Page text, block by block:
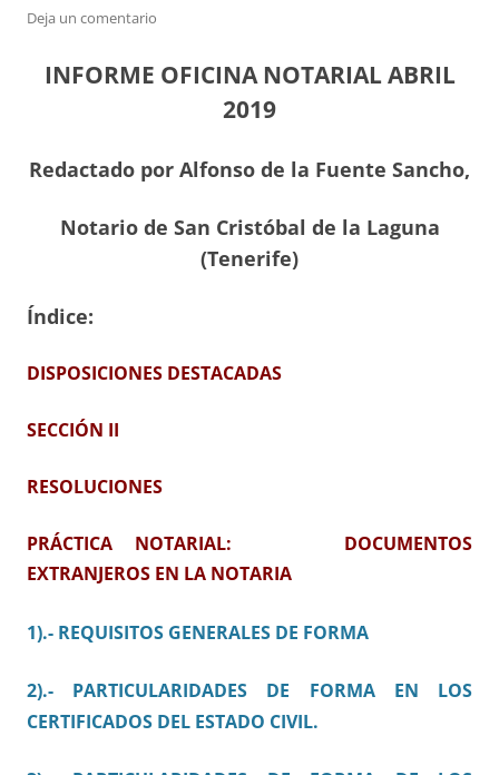
Deja un comentario
INFORME OFICINA NOTARIAL ABRIL
2019
Redactado por Alfonso de la Fuente Sancho,
Notario de San Cristóbal de la Laguna
(Tenerife)
Índice:
DISPOSICIONES DESTACADAS
SECCIÓN II
RESOLUCIONES
PRÁCTICA NOTARIAL: DOCUMENTOS
EXTRANJEROS EN LA NOTARIA
1).- REQUISITOS GENERALES DE FORMA
2).- PARTICULARIDADES DE FORMA EN LOS
CERTIFICADOS DEL ESTADO CIVIL.